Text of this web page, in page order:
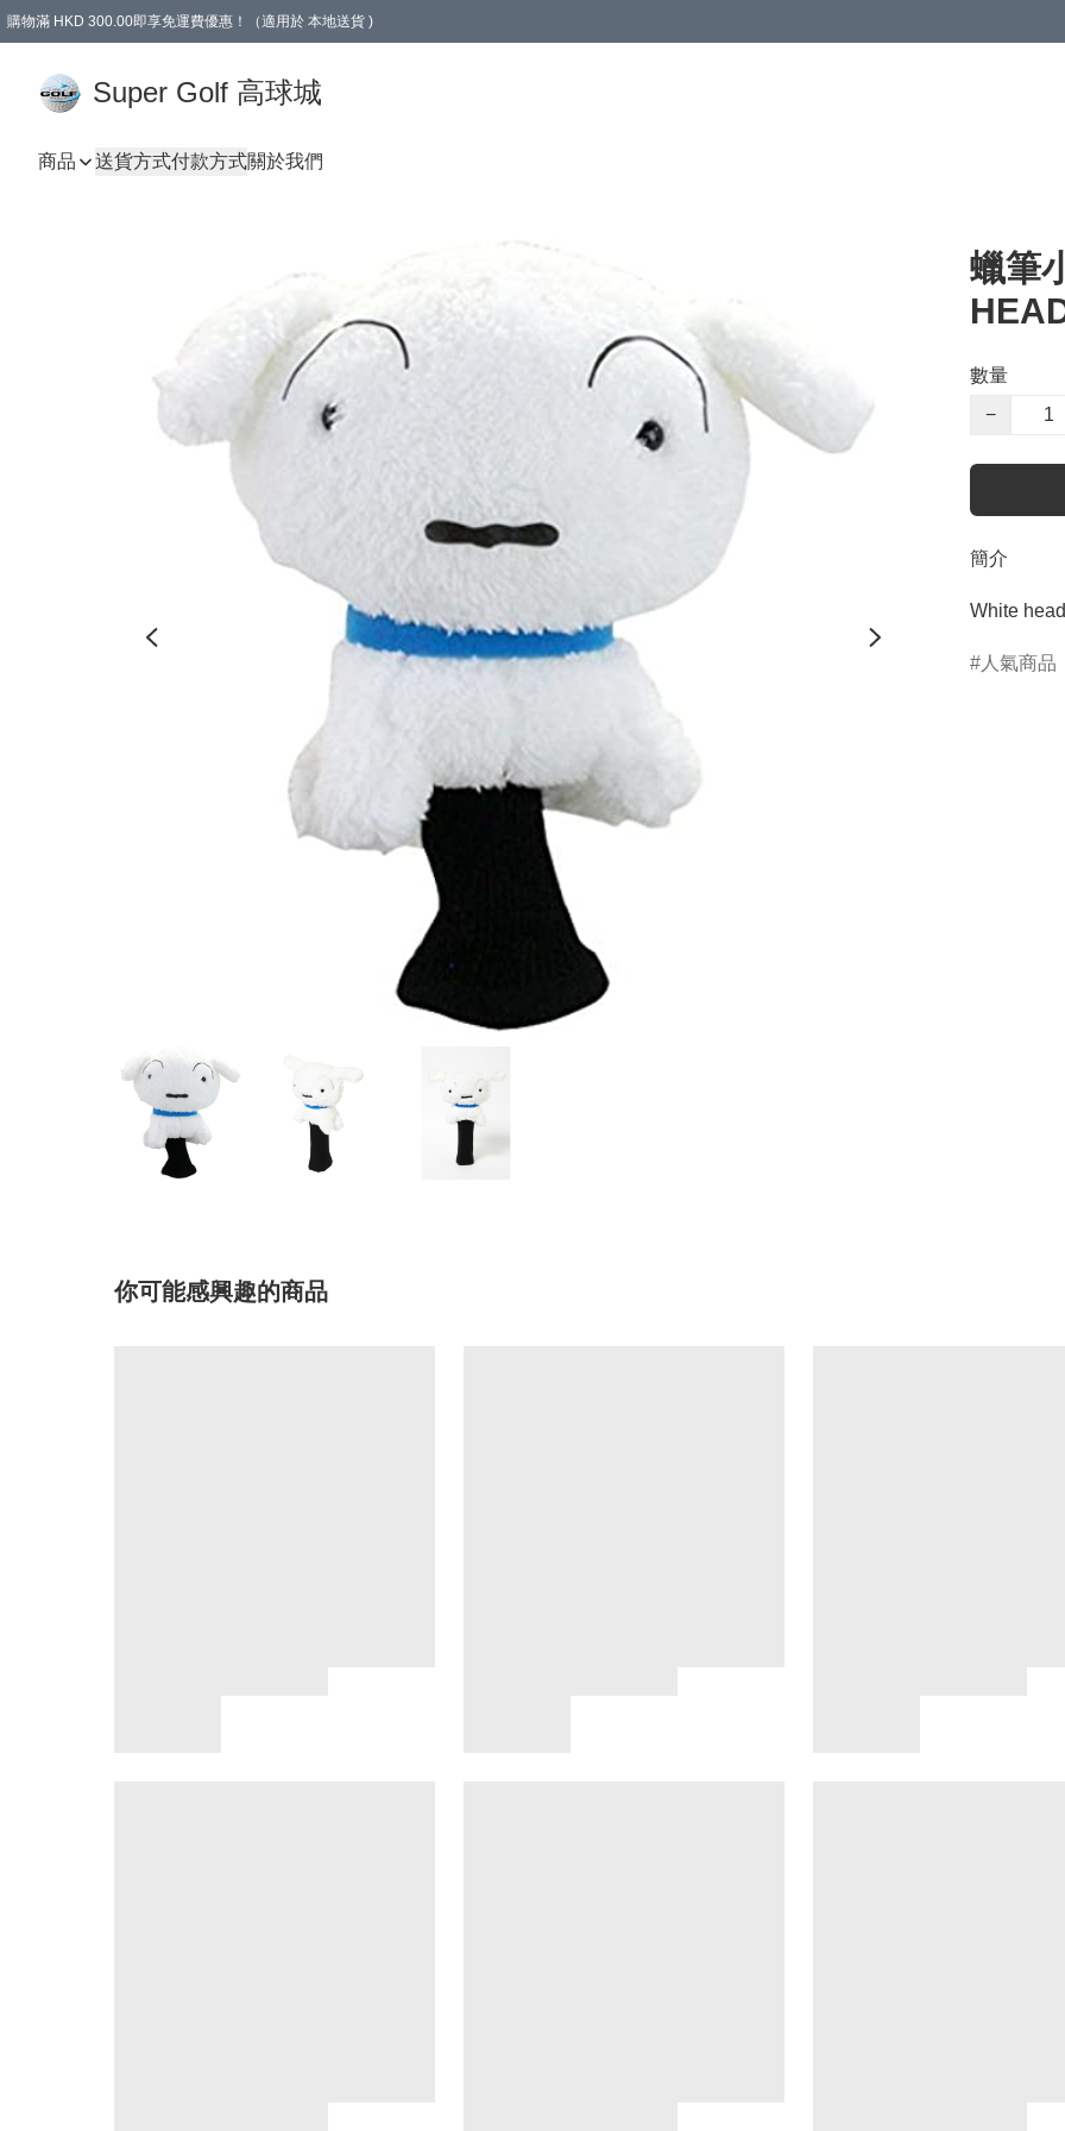
購物滿 HKD 300.00即享免運費優惠！（適用於 本地送貨 )
Super Golf 高球城
商品 送貨方式付款方式關於我們
蠟筆
數量
−
簡介
人氣商品
你可能感興趣的商品